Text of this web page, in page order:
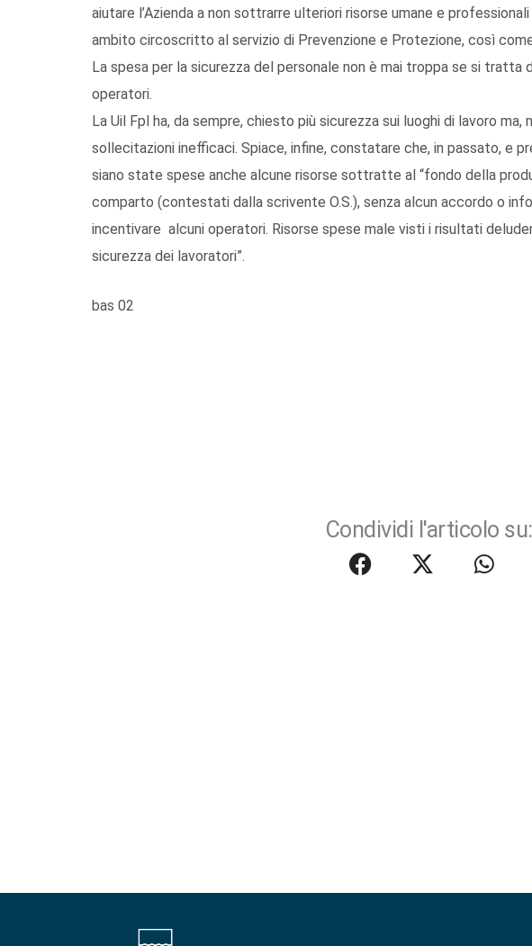
aiutare l’Azienda a non sottrarre ulteriori risorse umane e
ambito circoscritto al servizio di Prevenzione e Protezione, così
La spesa per la sicurezza del personale non è mai troppa se si tratta
operatori.
La Uil Fpl ha, da sempre, chiesto più sicurezza sui luoghi di lavoro
sollecitazioni inefficaci. Spiace, infine, constatare che, in passato, e
siano state spese anche alcune risorse sottratte al “fondo della
comparto (contestati dalla scrivente O.S.), senza alcun accordo o
incentivare alcuni operatori. Risorse spese male visti i risultati
sicurezza dei lavoratori”.
bas 02
Condividi l'articolo su: